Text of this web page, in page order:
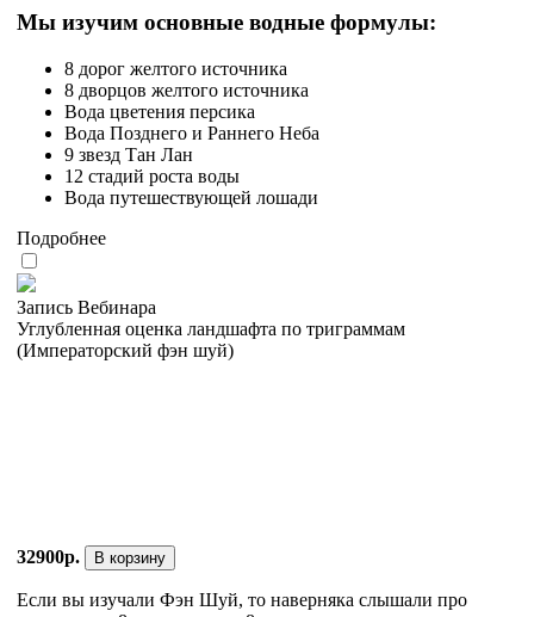
Мы изучим основные водные формулы:
8 дорог желтого источника
8 дворцов желтого источника
Вода цветения персика
Вода Позднего и Раннего Неба
9 звезд Тан Лан
12 стадий роста воды
Вода путешествующей лошади
Подробнее
Запись Вебинара
Углубленная оценка ландшафта по триграммам
(Императорский фэн шуй)
32900р. В корзину
Если вы изучали Фэн Шуй, то наверняка слышали про